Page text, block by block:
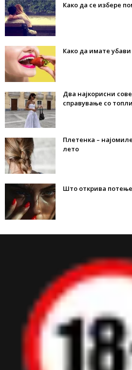
Како да се избере
Како да имате
Два најкорисни
справување со
Плетенка –
лето
Што открива